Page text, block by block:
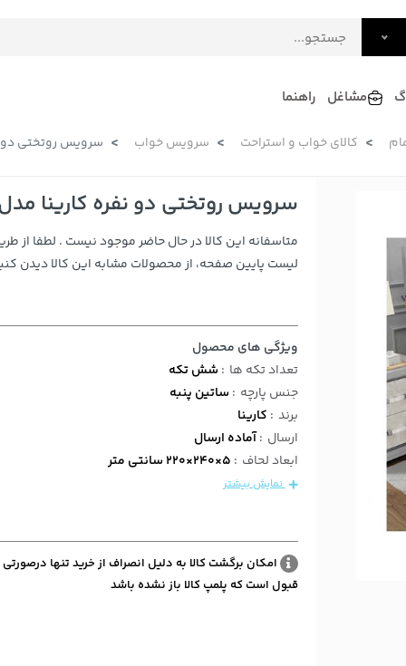
فرآورده های لبنی
دکوراسیون داخلی و تزئینی
سرو و پذیرایی
لوازم حیوانات خانگی
مشاغل راهنما
کالای خواب و استراحت سرویس خواب سرویس روتختی دو نفره
سرویس روتختی دو نفره کارینا مدل ساتین
متاسفانه این کالا در حال حاضر موجود نیست . لطفا از
لیست پایین صفحه، از محصولات مشابه این کالا دیدن
ویژگی های محصول
تعداد تکه ها :شش تکه
جنس پارچه :ساتین پنبه
برند : کارینا
ارسال :آماده ارسال
ابعاد لحاف : 5×240×220 سانتی متر
نمایش بیشتر
امکان برگشت کالا به دلیل انصراف از خرید تنها
قبول است که پلمپ کالا باز نشده باشد